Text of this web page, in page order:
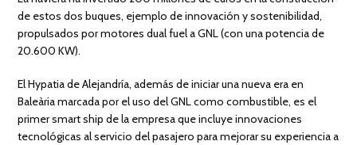
de estos dos buques, ejemplo de innovación y sostenibilidad,
propulsados por motores dual fuel a GNL (con una potencia de
20.600 KW).
El Hypatia de Alejandría, además de iniciar una nueva era en
Baleària marcada por el uso del GNL como combustible, es el
primer smart ship de la empresa que incluye innovaciones
tecnológicas al servicio del pasajero para mejorar su experiencia a